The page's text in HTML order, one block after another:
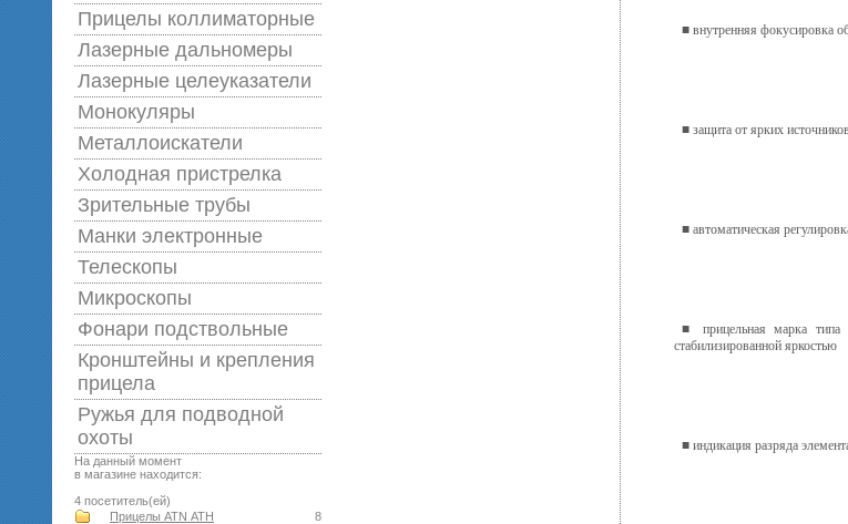
Прицелы коллиматорные
Лазерные дальномеры
Лазерные целеуказатели
Монокуляры
Металлоискатели
Холодная пристрелка
Зрительные трубы
Манки электронные
Телескопы
Микроскопы
Фонари подствольные
Кронштейны и крепления
прицела
Ружья для подводной
оxоты
На данный момент
в магазине находится:
4 посетитель(ей)
8
Прицелы ATN АТН
■ внутренняя фокусировка
■ защита от ярких
■ автоматическая
■ прицельная марка
стабилизированной яркостью
■ индикация разряда